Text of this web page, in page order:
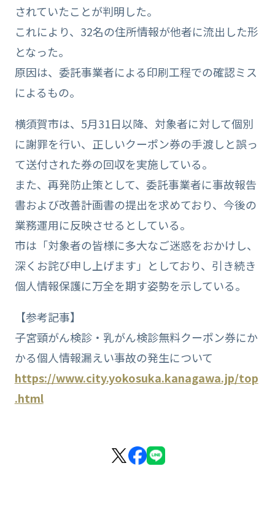
されていたことが判明した。
これにより、32名の住所情報が他者に流出した形
となった。
原因は、委託事業者による印刷工程での確認ミス
によるもの。
横須賀市は、5月31日以降、対象者に対して個別
に謝罪を行い、正しいクーポン券の手渡しと誤っ
て送付された券の回収を実施している。
また、再発防止策として、委託事業者に事故報告
書および改善計画書の提出を求めており、今後の
業務運用に反映させるとしている。
市は「対象者の皆様に多大なご迷惑をおかけし、
深くお詫び申し上げます」としており、引き続き
個人情報保護に万全を期す姿勢を示している。
【参考記事】
子宮頸がん検診・乳がん検診無料クーポン券にか
かる個人情報漏えい事故の発生について
https://www.city.yokosuka.kanagawa.jp/top
.html